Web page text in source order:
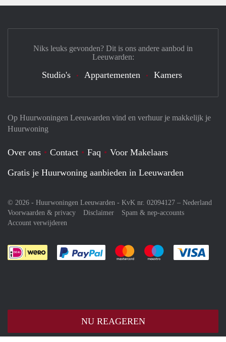
NU REAGEREN
Op Huurwoningen Leeuwarden vind en verhuur je makkelijk je
Huurwoning
Over ons Contact Faq
Voor Makelaars
Gratis je Huurwoning aanbieden in Leeuwarden
© 2026 - Huurwoningen Leeuwarden - KvK nr. 02094127 – Nederland
Voorwaarden & privacy
Disclaimer
Spam & nep-accounts
Account verwijderen
Je rekent gemakkelijk af met Paypal
Je rekent gemakkelijk af met
Je rekent
Niks leuks gevonden? Dit is ons andere aanbod in
Leeuwarden:
Studio's Appartementen Kamers